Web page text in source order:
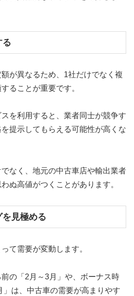
る
が異なるため、1社だけでなく複
ることが重要です。
を利用すると、業者同士が競争す
提示してもらえる可能性が高くな
なく、地元の中古車店や輸出業者
ぬ高値がつくことがあります。
見極める
て需要が変動します。
の「2月～3月」や、ボーナス時
は、中古車の需要が高まりやす